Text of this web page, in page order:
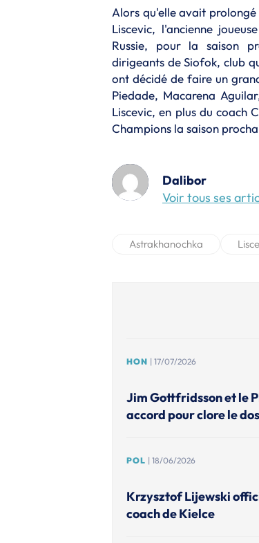
Alors qu'elle avait prolongé
Liscevic, l'ancienne
Russie, pour la saison
dirigeants de Siofok, club
ont décidé de faire un
Piedade, Macarena
Liscevic, en plus du coach
Champions la saison
Dalibor
Voir tous ses
Astrakhanochka
HON | 17/07/2026
Jim Gottfridsson et le
accord pour clore le
POL | 18/06/2026
Krzysztof Lijewski
coach de Kielce